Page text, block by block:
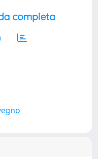
completa